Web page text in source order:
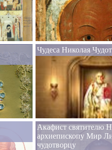
Чудеса Николая
Акафист святителю
архиепископу Мир
чудотворцу